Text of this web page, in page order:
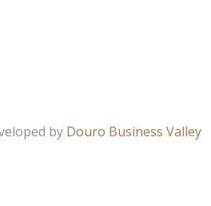
by Douro Business Valley